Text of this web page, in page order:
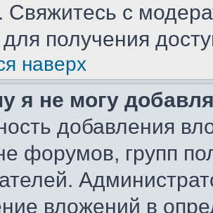
Свяжитесь с
получения
наверх
я не могу
добавления
форумов, групп
вложений в